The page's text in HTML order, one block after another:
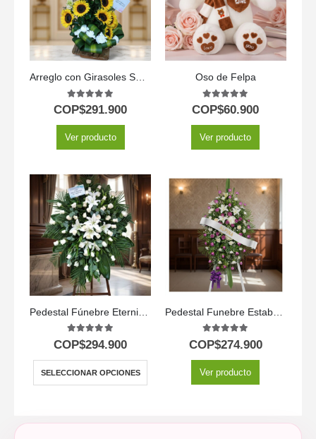
Arreglo con Girasoles Sunna
5.00out of 5
COP$291.900
Ver producto
Oso de Felpa
5.00out of 5
COP$60.900
Ver producto
5.00out of 5
COP$294.900
SELECCIONAR OPCIONES
5.00out of 5
COP$274.900
Ver producto